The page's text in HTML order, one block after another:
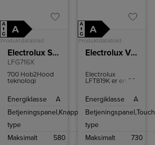
A
↑
G
A
Produktdatablad
Electrolux Skabsintegreret emhætte
LFG716X
700 Hob2Hood
teknologi
automatisk
emhættens
Energiklasse
A
Betjeningspanel,
type
Knapper
Maksimalt
580
A
↑
G
A
Produktdatablad
Electrolux Væghængt emhætte LFT819K
Electrolux
LFT819K er en 90
med kraftig
Hob2Hood-
energieffektiv
Vaskbare filtre og
Energiklasse
A
Betjeningspanel,
type
Touch
Maksimalt
730